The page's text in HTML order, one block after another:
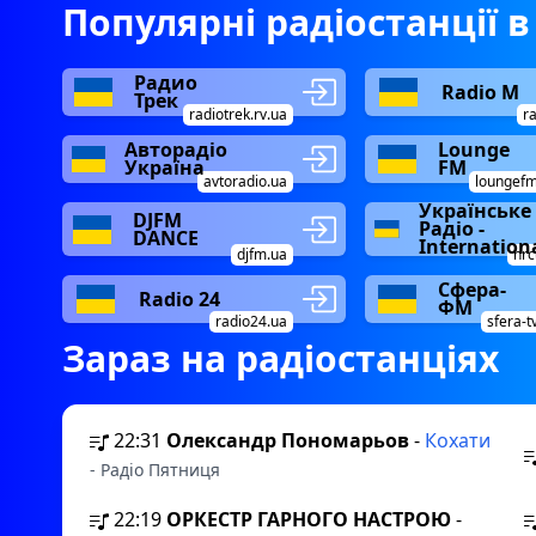
Особливістю HAPPY RADIO є і те, що тут
твори. Для цього необхідно записати композицію
буде відповідати вимогам, ви можете в
людям подобається ваша творчість. Отже, у
сучасності та оригінальності.
Популярні радіостанції
Радио
Трек
radiotrek.rv.ua
Radio М
Авторадіо
Україна
avtoradio.ua
Lounge
FM
DJFM
DANCE
djfm.ua
Українське
Радіо -
Radio 24
radio24.ua
Сфера-
ФМ
sfera-
Зараз на радіостанціях
22:31 Олександр Пономарьов- Кохати
- Радіо Пятниця
22:19 ОРКЕСТР ГАРНОГО НАСТРОЮ-